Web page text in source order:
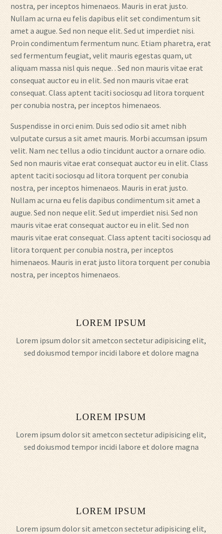
nostra, per inceptos himenaeos. Mauris in erat justo.
Nullam ac urna eu felis dapibus elit set condimentum sit
amet a augue. Sed non neque elit. Sed ut imperdiet nisi.
Proin condimentum fermentum nunc. Etiam pharetra, erat
sed fermentum feugiat, velit mauris egestas quam, ut
aliquam massa nisl quis neque. . Sed non mauris vitae erat
consequat auctor eu in elit. Sed non mauris vitae erat
consequat. Class aptent taciti sociosqu ad litora torquent
per conubia nostra, per inceptos himenaeos.
Suspendisse in orci enim. Duis sed odio sit amet nibh
vulputate cursus a sit amet mauris. Morbi accumsan ipsum
velit. Nam nec tellus a odio tincidunt auctor a ornare odio.
Sed non mauris vitae erat consequat auctor eu in elit. Class
aptent taciti sociosqu ad litora torquent per conubia
nostra, per inceptos himenaeos. Mauris in erat justo.
Nullam ac urna eu felis dapibus condimentum sit amet a
augue. Sed non neque elit. Sed ut imperdiet nisi. Sed non
mauris vitae erat consequat auctor eu in elit. Sed non
mauris vitae erat consequat. Class aptent taciti sociosqu ad
litora torquent per conubia nostra, per inceptos
himenaeos. Mauris in erat justo litora torquent per conubia
nostra, per inceptos himenaeos.
LOREM IPSUM
Lorem ipsum dolor sit ametcon sectetur adipisicing elit,
sed doiusmod tempor incidi labore et dolore magna
LOREM IPSUM
Lorem ipsum dolor sit ametcon sectetur adipisicing elit,
sed doiusmod tempor incidi labore et dolore magna
LOREM IPSUM
Lorem ipsum dolor sit ametcon sectetur adipisicing elit,